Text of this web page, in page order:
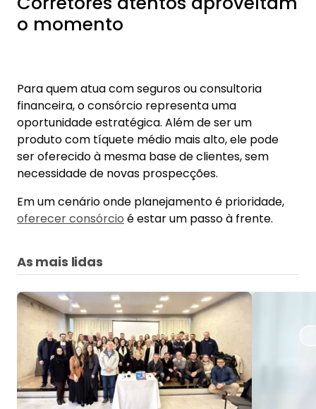
o momento
Para quem atua com seguros ou consultoria
financeira, o consórcio representa uma
oportunidade estratégica. Além de ser um
produto com tíquete médio mais alto, ele pode
ser oferecido à mesma base de clientes, sem
necessidade de novas prospecções.
Em um cenário onde planejamento é prioridade,
oferecer consórcio é estar um passo à frente.
As mais lidas